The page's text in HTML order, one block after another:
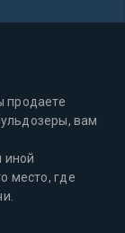
продаете
вам
иной
место, где